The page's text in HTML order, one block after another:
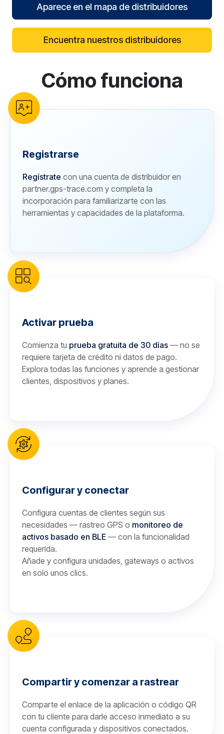
Aparece en el mapa de distribuidores
Encuentra nuestros distribuidores
reCAPTCHA verification
Cómo funciona
Registrarse
Regístrate con una cuenta de distribuidor en
partner.gps-trace.com y completa la
incorporación para familiarizarte con las
herramientas y capacidades de la plataforma.
Activar prueba
Comienza tu prueba gratuita de 30 días — no se
requiere tarjeta de crédito ni datos de pago.
Explora todas las funciones y aprende a gestionar
clientes, dispositivos y planes.
Configurar y conectar
Configura cuentas de clientes según sus
necesidades — rastreo GPS o monitoreo de
activos basado en BLE — con la funcionalidad
requerida.
Añade y configura unidades, gateways o activos
en solo unos clics.
Compartir y comenzar a rastrear
Comparte el enlace de la aplicación o código QR
con tu cliente para darle acceso inmediato a su
cuenta configurada y dispositivos conectados.